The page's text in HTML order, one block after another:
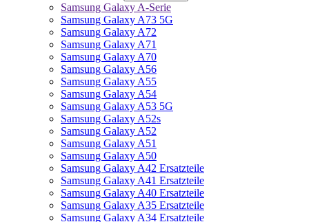
Samsung Galaxy A-Serie
Samsung Galaxy A73 5G
Samsung Galaxy A72
Samsung Galaxy A71
Samsung Galaxy A70
Samsung Galaxy A56
Samsung Galaxy A55
Samsung Galaxy A54
Samsung Galaxy A53 5G
Samsung Galaxy A52s
Samsung Galaxy A52
Samsung Galaxy A51
Samsung Galaxy A50
Samsung Galaxy A42 Ersatzteile
Samsung Galaxy A41 Ersatzteile
Samsung Galaxy A40 Ersatzteile
Samsung Galaxy A35 Ersatzteile
Samsung Galaxy A34 Ersatzteile